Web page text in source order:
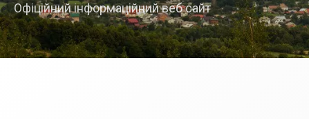
Офіційний інформаційний веб сайт